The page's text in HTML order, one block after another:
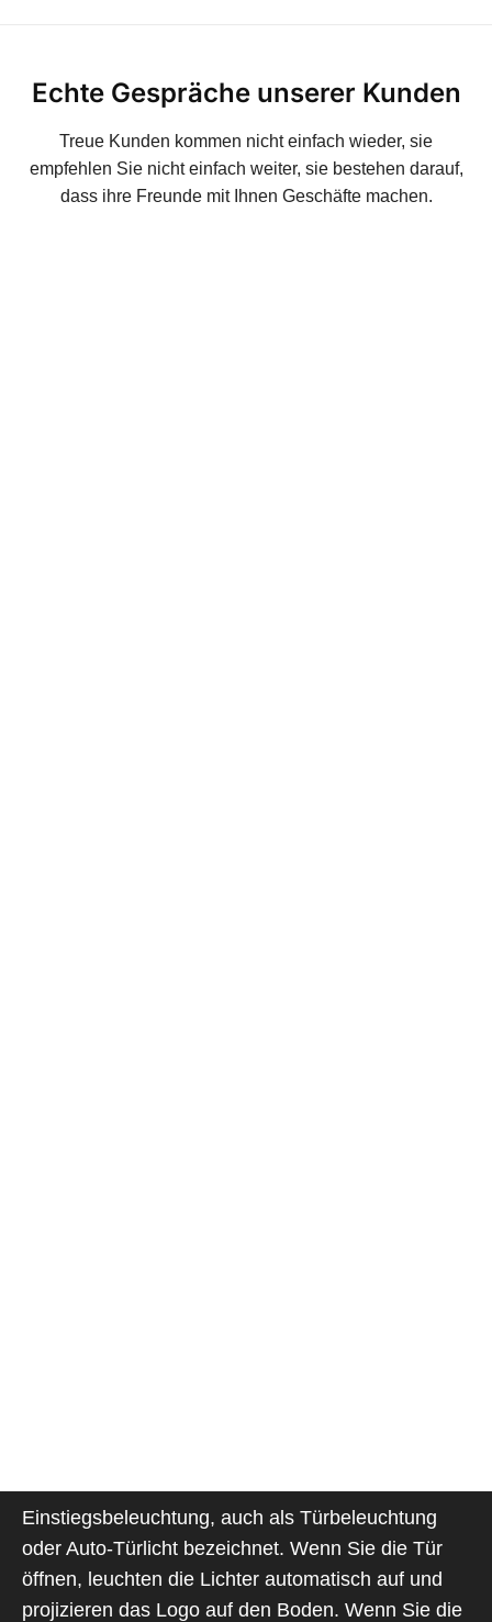
Echte Gespräche unserer Kunden
Treue Kunden kommen nicht einfach wieder, sie
empfehlen Sie nicht einfach weiter, sie bestehen darauf,
dass ihre Freunde mit Ihnen Geschäfte machen.
Einstiegsbeleuchtung, auch als Türbeleuchtung
oder Auto-Türlicht bezeichnet. Wenn Sie die Tür
öffnen, leuchten die Lichter automatisch auf und
projizieren das Logo auf den Boden. Wenn Sie die